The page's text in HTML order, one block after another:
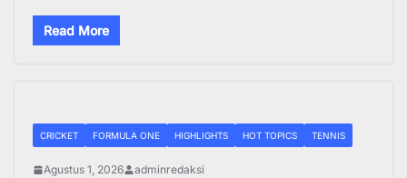
Read More
CRICKET FORMULA ONE HIGHLIGHTS HOT TOPICS TENNIS
Agustus 1, 2026 adminredaksi